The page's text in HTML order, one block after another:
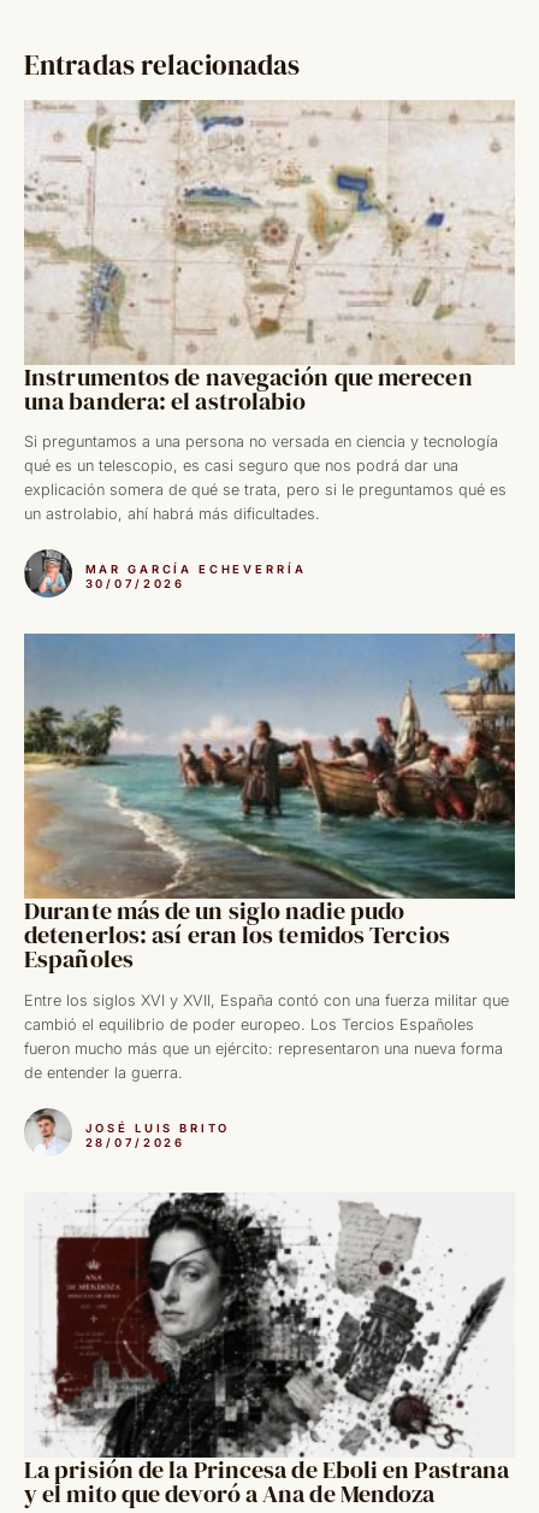
Entradas relacionadas
Instrumentos de navegación que merecen
una bandera: el astrolabio
Si preguntamos a una persona no versada en ciencia y tecnología
qué es un telescopio, es casi seguro que nos podrá dar una
explicación somera de qué se trata, pero si le preguntamos qué es
un astrolabio, ahí habrá más dificultades.
MAR GARCÍA ECHEVERRÍA
30/07/2026
Durante más de un siglo nadie pudo
detenerlos: así eran los temidos Tercios
Españoles
Entre los siglos XVI y XVII, España contó con una fuerza militar que
cambió el equilibrio de poder europeo. Los Tercios Españoles
fueron mucho más que un ejército: representaron una nueva forma
de entender la guerra.
JOSÉ LUIS BRITO
28/07/2026
La prisión de la Princesa de Eboli en Pastrana
y el mito que devoró a Ana de Mendoza